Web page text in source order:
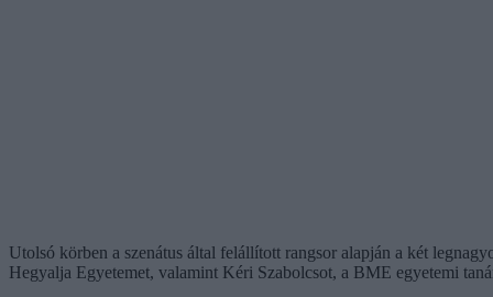
Utolsó körben a szenátus által felállított rangsor alapján a két
Hegyalja Egyetemet, valamint Kéri Szabolcsot, a BME egyetemi